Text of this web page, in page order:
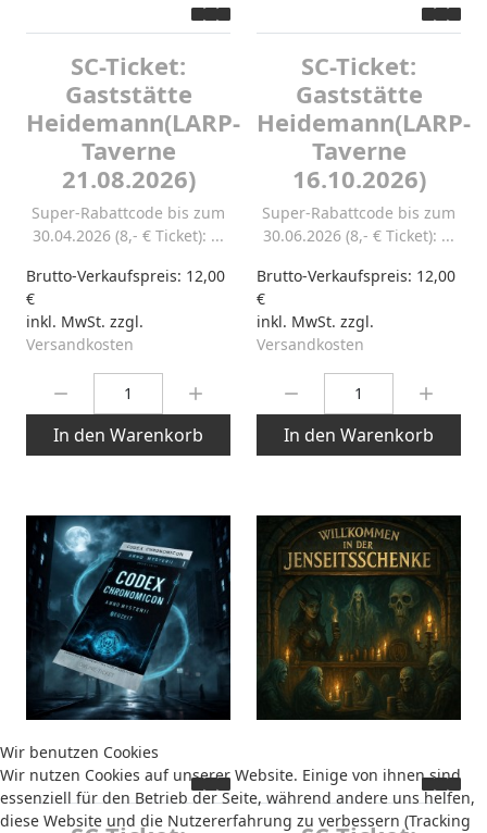
SC-Ticket:
Gaststätte
Heidemann(LARP-
Taverne
21.08.2026)
Super-Rabattcode bis zum
30.04.2026 (8,- € Ticket): ...
Brutto-Verkaufspreis: 12,00
€
inkl. MwSt. zzgl.
Versandkosten
In den Warenkorb
SC-Ticket:
Gaststätte
Heidemann(LARP-
Taverne
16.10.2026)
Super-Rabattcode bis zum
30.06.2026 (8,- € Ticket): ...
Brutto-Verkaufspreis: 12,00
€
inkl. MwSt. zzgl.
Versandkosten
In den Warenkorb
Wir benutzen Cookies
Wir nutzen Cookies auf unserer Website. Einige von ihnen sind
essenziell für den Betrieb der Seite, während andere uns helfen,
diese Website und die Nutzererfahrung zu verbessern (Tracking